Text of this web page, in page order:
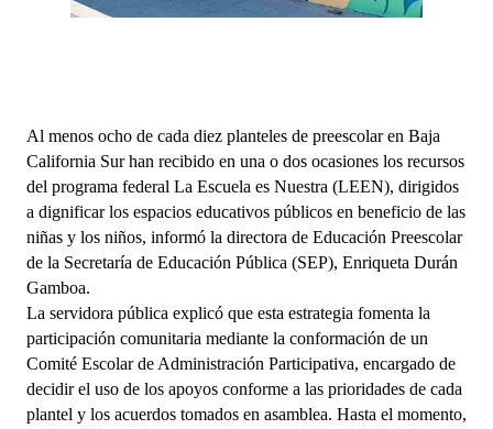
Al menos ocho de cada diez planteles de preescolar en Baja
California Sur han recibido en una o dos ocasiones los recursos
del programa federal La Escuela es Nuestra (LEEN), dirigidos
a dignificar los espacios educativos públicos en beneficio de las
niñas y los niños, informó la directora de Educación Preescolar
de la Secretaría de Educación Pública (SEP), Enriqueta Durán
Gamboa.
La servidora pública explicó que esta estrategia fomenta la
participación comunitaria mediante la conformación de un
Comité Escolar de Administración Participativa, encargado de
decidir el uso de los apoyos conforme a las prioridades de cada
plantel y los acuerdos tomados en asamblea. Hasta el momento,